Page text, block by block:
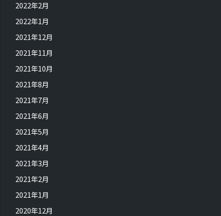
2022年2月
2022年1月
2021年12月
2021年11月
2021年10月
2021年8月
2021年7月
2021年6月
2021年5月
2021年4月
2021年3月
2021年2月
2021年1月
2020年12月